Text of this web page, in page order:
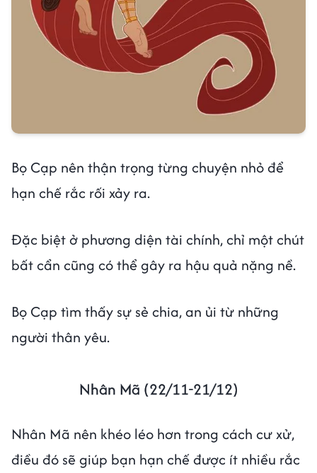
Bọ Cạp nên thận trọng từng chuyện nhỏ để
hạn chế rắc rối xảy ra.
Đặc biệt ở phương diện tài chính, chỉ một chút
bất cẩn cũng có thể gây ra hậu quả nặng nề.
Bọ Cạp tìm thấy sự sẻ chia, an ủi từ những
người thân yêu.
Nhân Mã (22/11-21/12)
Nhân Mã nên khéo léo hơn trong cách cư xử,
điều đó sẽ giúp bạn hạn chế được ít nhiều rắc